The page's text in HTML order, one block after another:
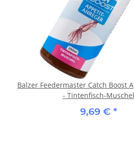
Balzer Feedermaster Catch Boost
- Tintenfisch-Muschel
9,69 € *